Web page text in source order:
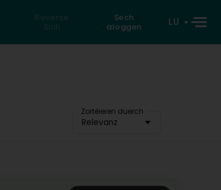
Reverse
Sich
Sech
aloggen
LU
Zortéieren duerch
Relevanz